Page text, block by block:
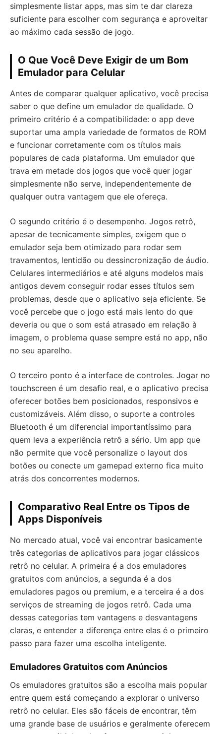
simplesmente listar apps, mas sim te dar clareza
suficiente para escolher com segurança e aproveitar
ao máximo cada sessão de jogo.
O Que Você Deve Exigir de um Bom
Emulador para Celular
Antes de comparar qualquer aplicativo, você precisa
saber o que define um emulador de qualidade. O
primeiro critério é a compatibilidade: o app deve
suportar uma ampla variedade de formatos de ROM
e funcionar corretamente com os títulos mais
populares de cada plataforma. Um emulador que
trava em metade dos jogos que você quer jogar
simplesmente não serve, independentemente de
qualquer outra vantagem que ele ofereça.
O segundo critério é o desempenho. Jogos retrô,
apesar de tecnicamente simples, exigem que o
emulador seja bem otimizado para rodar sem
travamentos, lentidão ou dessincronização de áudio.
Celulares intermediários e até alguns modelos mais
antigos devem conseguir rodar esses títulos sem
problemas, desde que o aplicativo seja eficiente. Se
você percebe que o jogo está mais lento do que
deveria ou que o som está atrasado em relação à
imagem, o problema quase sempre está no app, não
no seu aparelho.
O terceiro ponto é a interface de controles. Jogar no
touchscreen é um desafio real, e o aplicativo precisa
oferecer botões bem posicionados, responsivos e
customizáveis. Além disso, o suporte a controles
Bluetooth é um diferencial importantíssimo para
quem leva a experiência retrô a sério. Um app que
não permite que você personalize o layout dos
botões ou conecte um gamepad externo fica muito
atrás dos concorrentes modernos.
Comparativo Real Entre os Tipos de
Apps Disponíveis
No mercado atual, você vai encontrar basicamente
três categorias de aplicativos para jogar clássicos
retrô no celular. A primeira é a dos emuladores
gratuitos com anúncios, a segunda é a dos
emuladores pagos ou premium, e a terceira é a dos
serviços de streaming de jogos retrô. Cada uma
dessas categorias tem vantagens e desvantagens
claras, e entender a diferença entre elas é o primeiro
passo para fazer uma escolha inteligente.
Emuladores Gratuitos com Anúncios
Os emuladores gratuitos são a escolha mais popular
entre quem está começando a explorar o universo
retrô no celular. Eles são fáceis de encontrar, têm
uma grande base de usuários e geralmente oferecem